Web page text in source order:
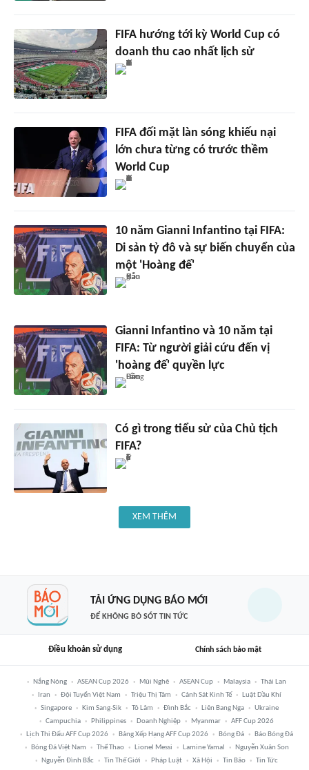
FIFA hướng tới kỳ World Cup có
doanh thu cao nhất lịch sử
FIFA đối mặt làn sóng khiếu nại
lớn chưa từng có trước thềm
World Cup
10 năm Gianni Infantino tại FIFA:
Di sản tỷ đô và sự biến chuyển của
một 'Hoàng đế'
Gianni Infantino và 10 năm tại
FIFA: Từ người giải cứu đến vị
'hoàng đế' quyền lực
Có gì trong tiểu sử của Chủ tịch
FIFA?
XEM THÊM
TẢI ỨNG DỤNG BÁO MỚI
ĐỂ KHÔNG BỎ SÓT TIN TỨC
Điều khoản sử dụng Chính sách bảo mật
Nắng Nóng ASEAN Cup 2026 Mũi Nghê ASEAN Cup Malaysia
Thái Lan
Iran
Đội Tuyển Việt Nam Triệu Thị Tâm Cảnh Sát Kinh Tế
Luật Dầu Khí
Singapore
Kim Sang-Sik Tô Lâm Đình Bắc Liên Bang Nga
Ukraine
Campuchia
Philippines Doanh Nghiệp Myanmar
AFF Cup 2026
Lịch Thi Đấu AFF Cup 2026
Bảng Xếp Hạng AFF Cup 2026 Bóng Đá
Báo Bóng Đá
Bóng Đá Việt Nam
Thể Thao Lionel Messi Lamine Yamal
Nguyễn Xuân Son
Nguyễn Đình Bắc
Tin Thế Giới Pháp Luật Xã Hội Tin Bão
Tin Tức